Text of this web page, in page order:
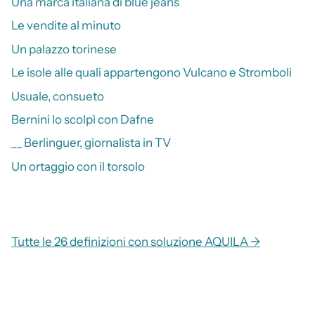
Le vendite al minuto
Un palazzo torinese
Le isole alle quali appartengono Vulcano e Stromboli
Usuale, consueto
Bernini lo scolpì con Dafne
__ Berlinguer, giornalista in TV
Un ortaggio con il torsolo
Tutte le 26 definizioni con soluzione AQUILA →